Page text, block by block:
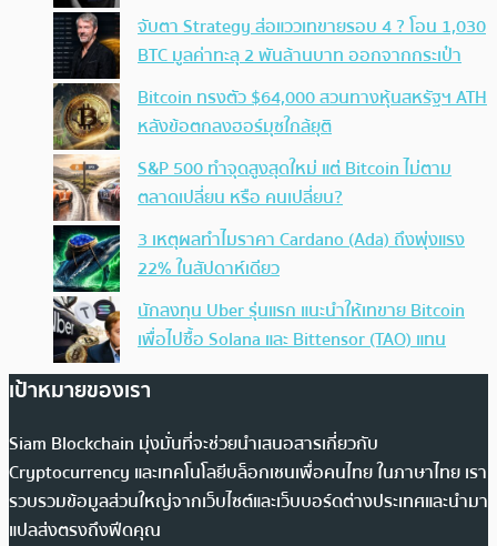
จับตา Strategy ส่อแววเทขายรอบ 4 ? โอน 1,030
BTC มูลค่าทะลุ 2 พันล้านบาท ออกจากกระเป๋า
Bitcoin ทรงตัว $64,000 สวนทางหุ้นสหรัฐฯ ATH
หลังข้อตกลงฮอร์มุซใกล้ยุติ
S&P 500 ทำจุดสูงสุดใหม่ แต่ Bitcoin ไม่ตาม
ตลาดเปลี่ยน หรือ คนเปลี่ยน?
3 เหตุผลทำไมราคา Cardano (Ada) ถึงพุ่งแรง
22% ในสัปดาห์เดียว
นักลงทุน Uber รุ่นแรก แนะนำให้เทขาย Bitcoin
เพื่อไปซื้อ Solana และ Bittensor (TAO) แทน
เป้าหมายของเรา
Siam Blockchain มุ่งมั่นที่จะช่วยนำเสนอสารเกี่ยวกับ
Cryptocurrency และเทคโนโลยีบล็อกเชนเพื่อคนไทย ในภาษาไทย เรา
รวบรวมข้อมูลส่วนใหญ่จากเว็บไซต์และเว็บบอร์ดต่างประเทศและนำมา
แปลส่งตรงถึงฟีดคุณ